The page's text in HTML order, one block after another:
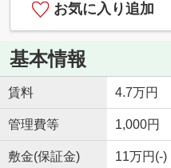
お気に入り追加
基本情報
賃料 4.7万円
管理費等 1,000円
敷金(保証金) 11万円(-)